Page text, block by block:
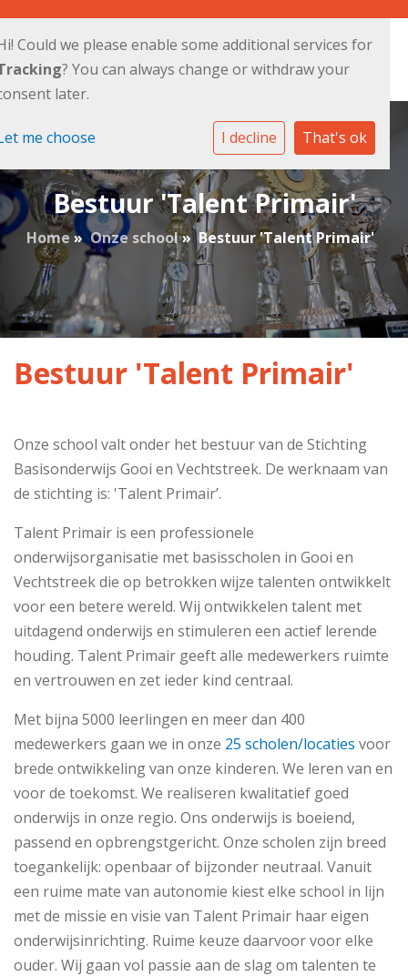
Bestuur 'Talent Primair'
Home» Onze school» Bestuur 'Talent Primair'
Bestuur 'Talent Primair'
Onze school valt onder het bestuur van de Stichting
Basisonderwijs Gooi en Vechtstreek. De werknaam van
de stichting is: 'Talent Primair’.
Talent Primair is een professionele
onderwijsorganisatie met basisscholen in Gooi en
Vechtstreek die op betrokken wijze talenten ontwikkelt
voor een betere wereld. Wij ontwikkelen talent met
uitdagend onderwijs en stimuleren een actief lerende
houding. Talent Primair geeft alle medewerkers ruimte
en vertrouwen en zet ieder kind centraal.
Met bijna 5000 leerlingen en meer dan 400
medewerkers gaan we in onze 25 scholen/locaties voor
brede ontwikkeling van onze kinderen. We leren van en
voor de toekomst. We realiseren kwalitatief goed
onderwijs in onze regio. Ons onderwijs is boeiend,
passend en opbrengstgericht. Onze scholen zijn breed
toegankelijk: openbaar of bijzonder neutraal. Vanuit
een ruime mate van autonomie kiest elke school in lijn
met de missie en visie van Talent Primair haar eigen
onderwijsinrichting. Ruime keuze daarvoor voor elke
ouder. Wij gaan vol passie aan de slag om talenten te
Could we please enable some additional services for
? You can always change or withdraw your
later.
me choose I decline That's ok